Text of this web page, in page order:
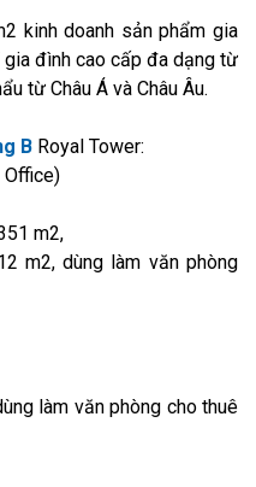
kinh doanh sản phẩm gia
đình cao cấp đa dạng từ
từ Châu Á và Châu Âu.
B Royal Tower:
Office)
m2,
m2, dùng làm văn phòng
làm văn phòng cho thuê